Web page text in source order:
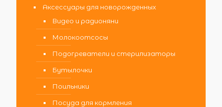
Аксессуары для новорожденных
Видео и радионяни
Молокоотсосы
Подогреватели и стерилизаторы
Бутылочки
Поильники
Посуда для кормления